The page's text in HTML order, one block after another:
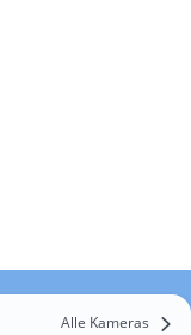
Alle Kameras